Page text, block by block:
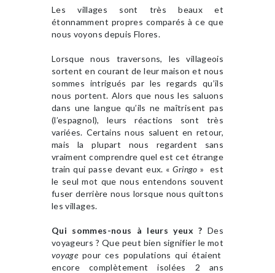
Les villages sont très beaux et
étonnamment propres comparés à ce que
nous voyons depuis Flores.
Lorsque nous traversons, les villageois
sortent en courant de leur maison et nous
sommes intrigués par les regards qu’ils
nous portent. Alors que nous les saluons
dans une langue qu’ils ne maîtrisent pas
(l’espagnol), leurs réactions sont très
variées. Certains nous saluent en retour,
mais la plupart nous regardent sans
vraiment comprendre quel est cet étrange
train qui passe devant eux. «Gringo » est
le seul mot que nous entendons souvent
fuser derrière nous lorsque nous quittons
les villages.
Qui sommes-nous à leurs yeux ? Des
voyageurs ? Que peut bien signifier le mot
voyage pour ces populations qui étaient
encore complètement isolées 2 ans